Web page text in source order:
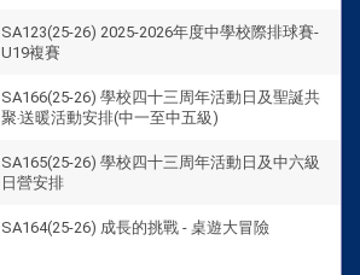
SA123(25-26) 2025-2026年度中學校際排球賽-
U19複賽
SA166(25-26) 學校四十三周年活動日及聖誕共
聚‧送暖活動安排(中一至中五級)
SA165(25-26) 學校四十三周年活動日及中六級
日營安排
SA164(25-26) 成長的挑戰 - 桌遊大冒險